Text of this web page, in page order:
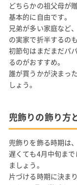
どちらかの祖父母が
基本的に自由です。
兄弟が多い家庭など
の実家で折半するの
初節句はまだまだパ
るのがおすすめ。
誰が買うかが決まっ
しょう。
兜飾りの飾り方
兜飾りを飾る時期は
遅くても4月中旬ま
ましょう。
片づける時期に決ま